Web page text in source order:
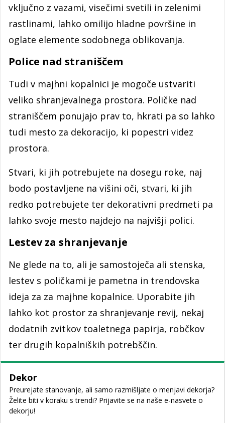
vključno z vazami, visečimi svetili in zelenimi
rastlinami, lahko omilijo hladne površine in
oglate elemente sodobnega oblikovanja.
Police nad straniščem
Tudi v majhni kopalnici je mogoče ustvariti
veliko shranjevalnega prostora. Poličke nad
straniščem ponujajo prav to, hkrati pa so lahko
tudi mesto za dekoracijo, ki popestri videz
prostora.
Stvari, ki jih potrebujete na dosegu roke, naj
bodo postavljene na višini oči, stvari, ki jih
redko potrebujete ter dekorativni predmeti pa
lahko svoje mesto najdejo na najvišji polici.
Lestev za shranjevanje
Ne glede na to, ali je samostoječa ali stenska,
lestev s poličkami je pametna in trendovska
ideja za za majhne kopalnice. Uporabite jih
lahko kot prostor za shranjevanje revij, nekaj
dodatnih zvitkov toaletnega papirja, robčkov
ter drugih kopalniških potrebščin.
Dekor
Preurejate stanovanje, ali samo razmišljate o menjavi dekorja?
Želite biti v koraku s trendi? Prijavite se na naše e-nasvete o
dekorju!